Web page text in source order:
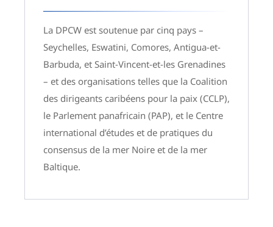
La DPCW est soutenue par cinq pays –
Seychelles, Eswatini, Comores, Antigua-et-
Barbuda, et Saint-Vincent-et-les Grenadines
– et des organisations telles que la Coalition
des dirigeants caribéens pour la paix (CCLP),
le Parlement panafricain (PAP), et le Centre
international d’études et de pratiques du
consensus de la mer Noire et de la mer
Baltique.